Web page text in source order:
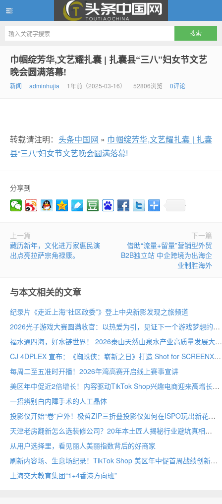
头条中国网
巾帼绽芳华,文艺耀扎囊 | 扎囊县“三八”妇女节文艺
晚会圆满落幕!
新闻 adminhujia 1年前（2025-03-16） 52806浏览 0评论
转载请注明： 头条中国网 » 巾帼绽芳华,文艺耀扎囊 | 扎囊
县“三八”妇女节文艺晚会圆满落幕!
分享到
上一篇
藏历新年，文化进万家惠民演
出点亮拉萨宗角禄康。
下一篇
借助“流量+留量”营销型外贸
B2B独立站 中企跨境为出海企
业制胜海外
与本文相关的文章
纪录片《走近上海“社区政委”》登上中央新影发现之旅频道
2026光子游戏大赛圆满收官：以热爱为引，见证下一个游戏梦想的诞生
福水通四海，好水链世界！ 2026泰山天然山泉水产业高质量发展大会圆满举行
CJ 4DPLEX 宣布：《蜘蛛侠：崭新之日》打造 Shot for SCREENX 专属版本
每周二至五准时开播！2026年湾高赛开启线上赛事宣讲
美区年中促近2倍增长！内容驱动TikTok Shop兴趣电商迎来高增长
一招辨别白内障手术的人工晶体
投影仪开始“卷”户外！极哲ZIP三折叠投影仪如何在ISPO玩出新花样？
天津老房翻新怎么选装修公司？20年本土匠人揭秘行业避坑真相
从用户选择里，看见丽人美丽指数背后的好商家
刷新内容场、生意场纪录！TikTok Shop 美区年中促首周战绩创新高
上海交大教育集团“1+4香港方向班”